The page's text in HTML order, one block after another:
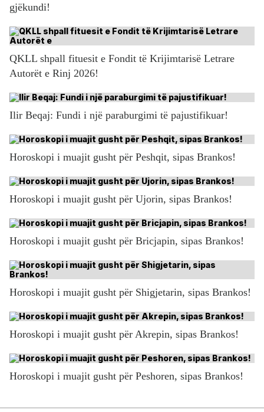
gjëkundi!
QKLL shpall fituesit e Fondit të Krijimtarisë Letrare
Autorët e Rinj 2026!
Ilir Beqaj: Fundi i një paraburgimi të pajustifikuar!
Horoskopi i muajit gusht për Peshqit, sipas Brankos!
Horoskopi i muajit gusht për Ujorin, sipas Brankos!
Horoskopi i muajit gusht për Bricjapin, sipas Brankos!
Horoskopi i muajit gusht për Shigjetarin, sipas Brankos!
Horoskopi i muajit gusht për Akrepin, sipas Brankos!
Horoskopi i muajit gusht për Peshoren, sipas Brankos!